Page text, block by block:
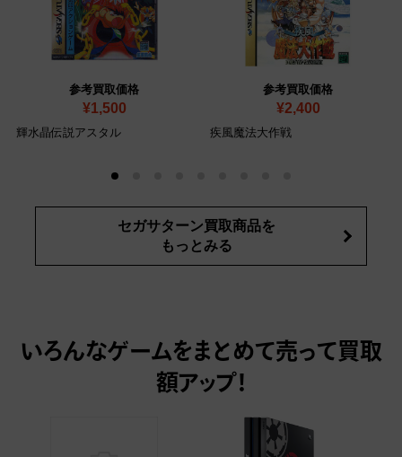
参考買取価格
¥1,500
輝水晶伝説アスタル
参考買取価格
¥2,400
疾風魔法大作戦
セガサターン買取商品を
もっとみる
いろんなゲームをまとめて売って 買取
額アップ！